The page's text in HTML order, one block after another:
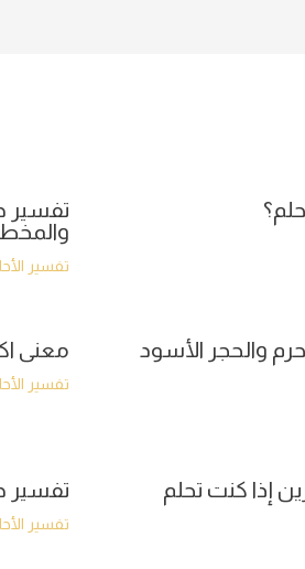
تفسير
تفسير
والحجر الأسود
معنى
تفسير
إذا كنت تحلم
تفسير
تفسير